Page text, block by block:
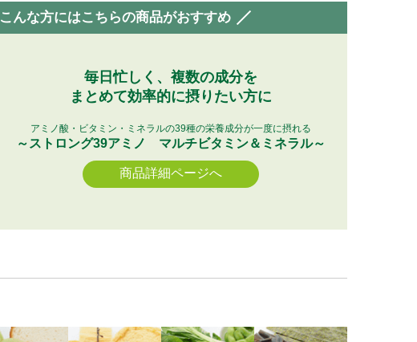
こんな方にはこちらの商品がおすすめ
毎日忙しく、複数の成分を
まとめて効率的に摂りたい方に
アミノ酸・ビタミン・ミネラルの39種の栄養成分が一度に摂れる
～ストロング39アミノ マルチビタミン＆ミネラル～
商品詳細ページへ